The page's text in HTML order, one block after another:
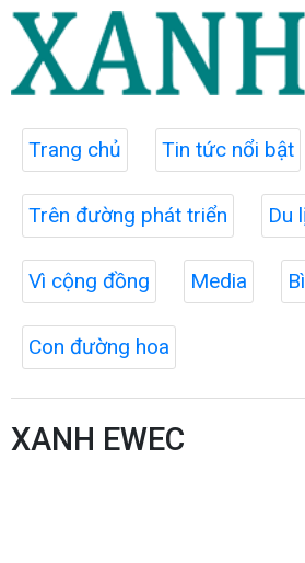
Trang chủ Tin tức nổi bật
Trên đường phát triển Du
Vì cộng đồng Media
Con đường hoa
XANH EWEC